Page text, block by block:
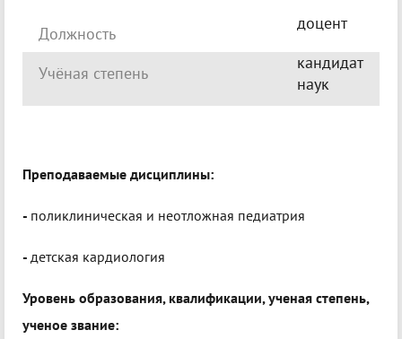
Должность
доцент
Учёная степень
кандидат
наук
Преподаваемые дисциплины:
- поликлиническая и неотложная педиатрия
- детская кардиология
Уровень образования, квалификации, ученая степень,
ученое звание: